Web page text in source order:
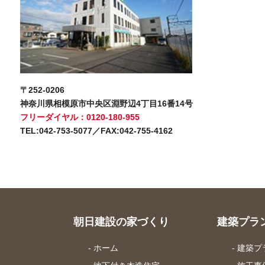
〒252-0206
神奈川県相模原市中央区淵野辺4丁目16番14号
フリーダイヤル：0120-180-955
TEL:042-753-5077／FAX:042-755-4162
朝日建設の家づくり
- ホーム
建築プラ
- 建築プ